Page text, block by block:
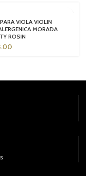
VIOLA VIOLIN
MORADA
ROSIN